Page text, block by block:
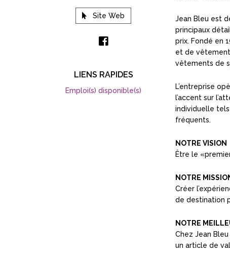
Site Web
LIENS RAPIDES
Emploi(s) disponible(s)
Jean Bleu est
principaux
prix. Fondé en
et de
vêtements de
L’entreprise
l’accent sur
individuelle
fréquents.
NOTRE VISION
Être le
NOTRE
Créer
de destination
NOTRE
Chez Jean
un article de